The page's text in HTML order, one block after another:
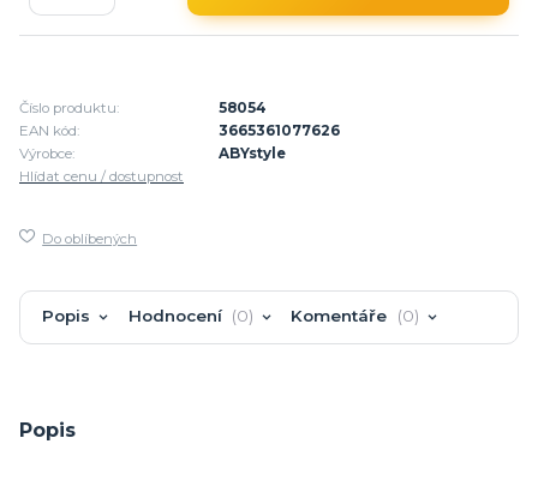
Číslo produktu:
58054
EAN kód:
3665361077626
Výrobce:
ABYstyle
Hlídat cenu / dostupnost
Do oblíbených
Popis Hodnocení 0 Komentáře 0
Popis